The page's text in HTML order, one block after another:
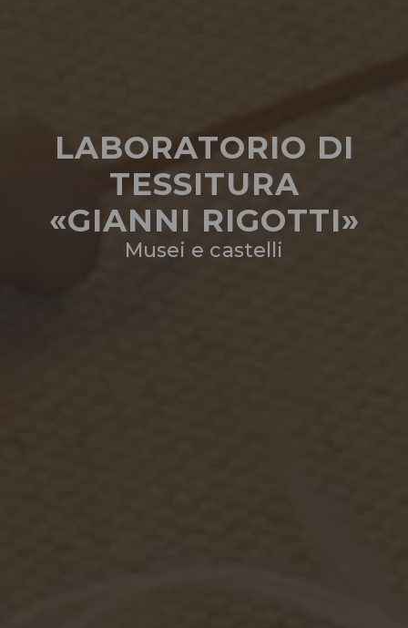
LABORATORIO DI
TESSITURA
«GIANNI RIGOTTI»
Musei e castelli